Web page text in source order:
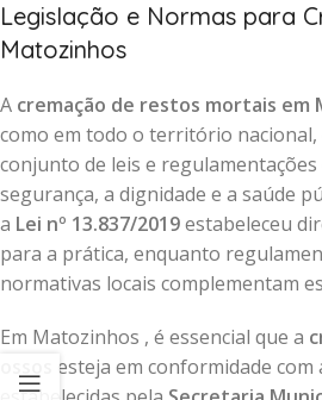
Legislação e Normas para
Matozinhos
A cremação de restos mortais em
como em todo o território
conjunto de leis e
segurança, a dignidade e a saúde
a Lei nº 13.837/2019estabeleceu
para a prática, enquanto
normativas locais complementam
Em Matozinhos , é essencial que a
esteja em conformidade com